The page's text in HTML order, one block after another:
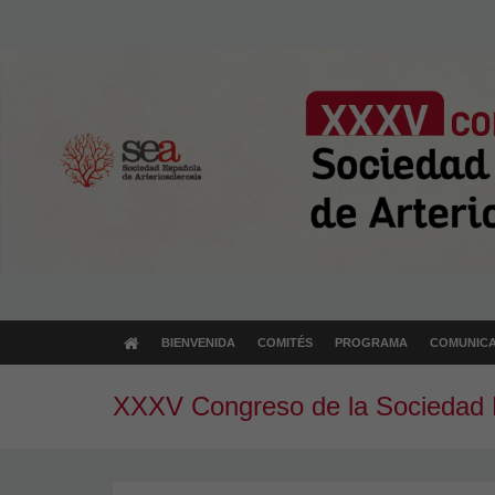
BIENVENIDA COMITÉS PROGRAMA
XXXV Congreso de la